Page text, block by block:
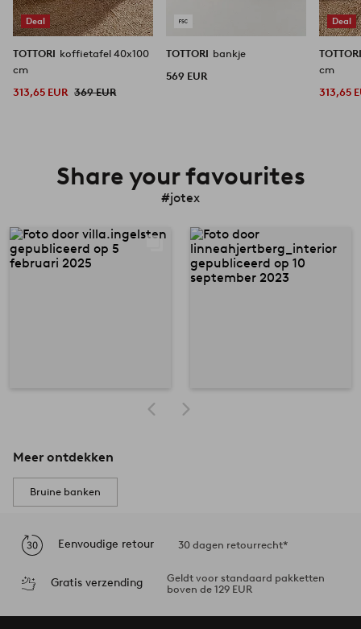
Deal
TOTTORI koffietafel 40x100
cm
313,65 EUR 369 EUR
TOTTORI bankje
569 EUR
Deal
cm
313,65
Share your favourites
#jotex
Meer ontdekken
Bruine banken
Eenvoudige retour 30 dagen retourrecht*
Gratis verzending
Geldt voor standaard pakketten
boven de 129 EUR